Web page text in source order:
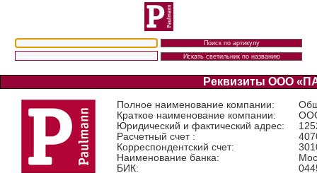
Реквизиты ООО
Полное наименование компании:
Краткое наименование компании:
Юридический и фактический адрес:
Расчетный счет :
Корреспондентский счет:
Наименование банка:
БИК: